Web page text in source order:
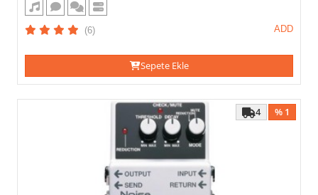
(6) ADD
Sepete Ekle
% 1
4